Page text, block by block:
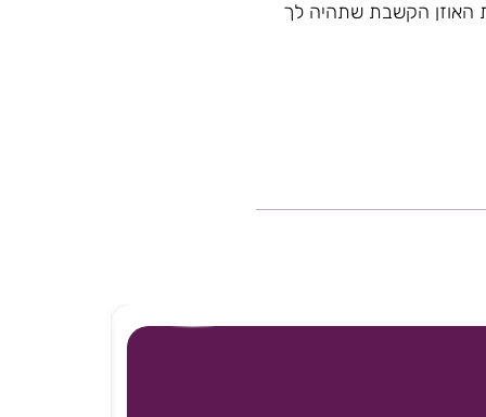
האוזן הקשבת שתהיה לך